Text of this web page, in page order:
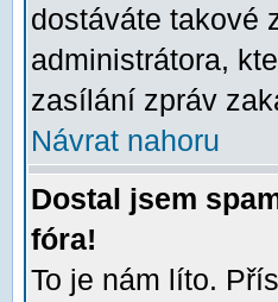
dostáváte takové
administrátora,
zasílání zpráv
Návrat nahoru
Dostal jsem
fóra!
To je nám líto.